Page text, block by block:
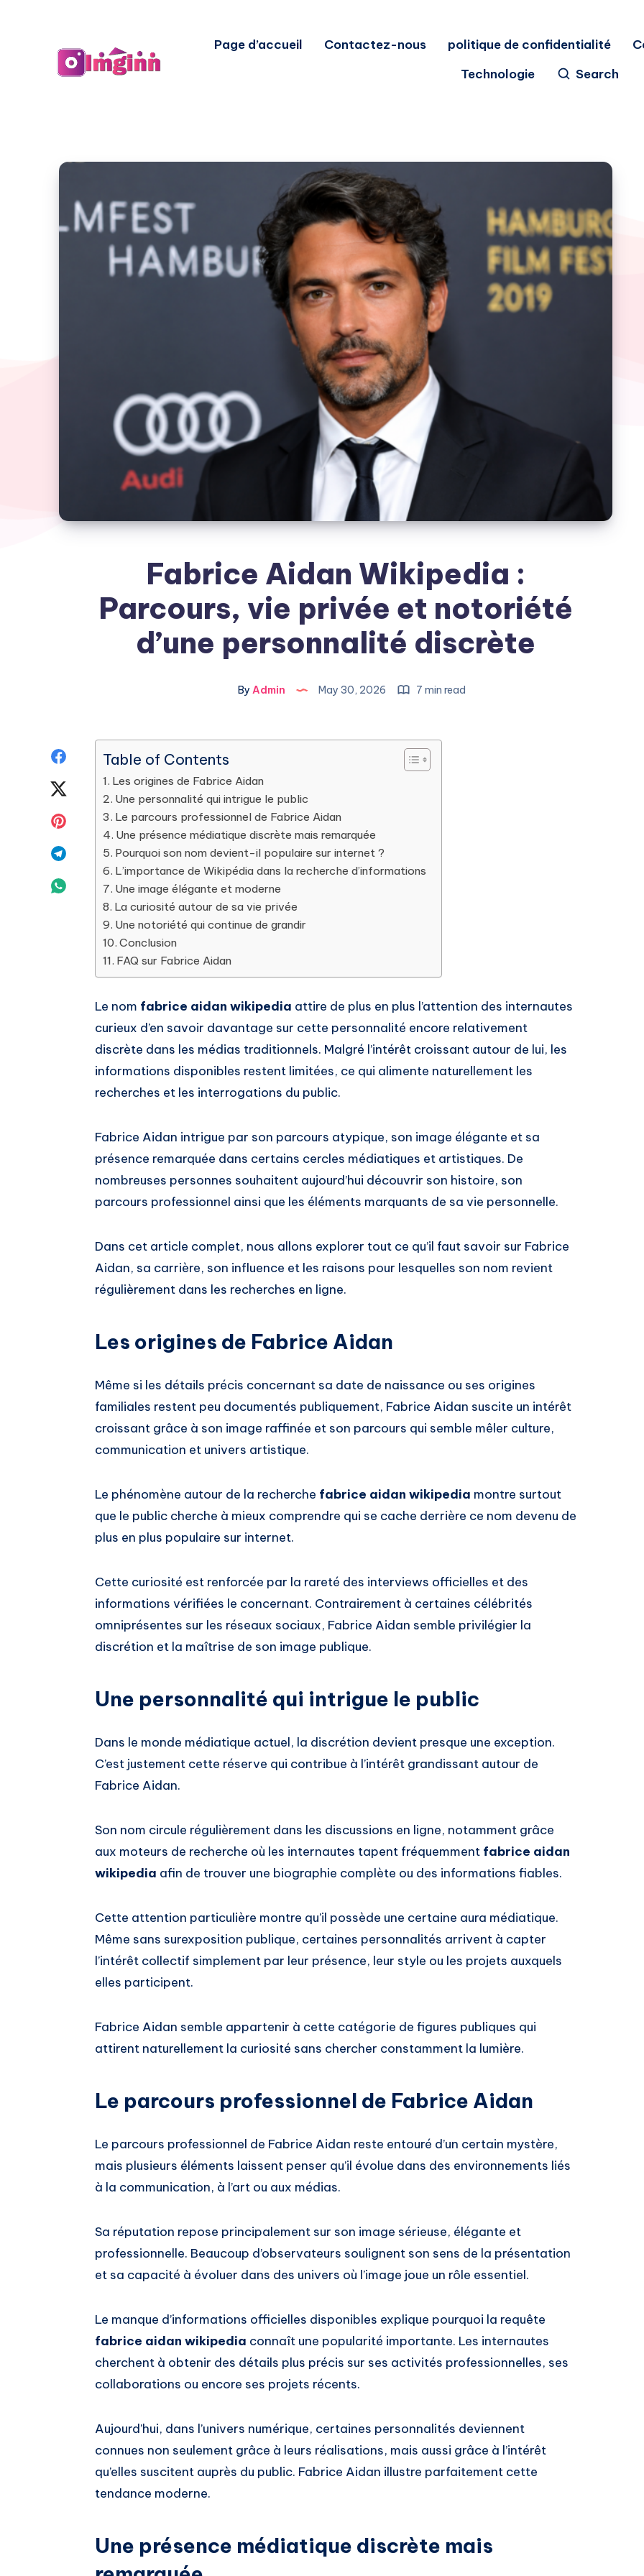
Page d’accueil Contactez-nous politique de confidentialité
Technologie
Search
Fabrice Aidan Wikipedia :
Parcours, vie privée et notoriété
d’une personnalité discrète
By Admin May 30, 2026 7 min read
Facebook
Twitter
Pinterest
Telegram
Whatsapp
Table of Contents
Les origines de Fabrice Aidan
Une personnalité qui intrigue le public
Le parcours professionnel de Fabrice Aidan
Une présence médiatique discrète mais remarquée
Pourquoi son nom devient-il populaire sur internet ?
L’importance de Wikipédia dans la recherche d’informations
Une image élégante et moderne
La curiosité autour de sa vie privée
Une notoriété qui continue de grandir
Conclusion
FAQ sur Fabrice Aidan
Le nom fabrice aidan wikipedia attire de plus en plus l’attention des internautes
curieux d’en savoir davantage sur cette personnalité encore relativement
discrète dans les médias traditionnels. Malgré l’intérêt croissant autour de lui, les
informations disponibles restent limitées, ce qui alimente naturellement les
recherches et les interrogations du public.
Fabrice Aidan intrigue par son parcours atypique, son image élégante et sa
présence remarquée dans certains cercles médiatiques et artistiques. De
nombreuses personnes souhaitent aujourd’hui découvrir son histoire, son
parcours professionnel ainsi que les éléments marquants de sa vie personnelle.
Dans cet article complet, nous allons explorer tout ce qu’il faut savoir sur Fabrice
Aidan, sa carrière, son influence et les raisons pour lesquelles son nom revient
régulièrement dans les recherches en ligne.
Les origines de Fabrice Aidan
Même si les détails précis concernant sa date de naissance ou ses origines
familiales restent peu documentés publiquement, Fabrice Aidan suscite un intérêt
croissant grâce à son image raffinée et son parcours qui semble mêler culture,
communication et univers artistique.
Le phénomène autour de la recherche fabrice aidan wikipedia montre surtout
que le public cherche à mieux comprendre qui se cache derrière ce nom devenu de
plus en plus populaire sur internet.
Cette curiosité est renforcée par la rareté des interviews officielles et des
informations vérifiées le concernant. Contrairement à certaines célébrités
omniprésentes sur les réseaux sociaux, Fabrice Aidan semble privilégier la
discrétion et la maîtrise de son image publique.
Une personnalité qui intrigue le public
Dans le monde médiatique actuel, la discrétion devient presque une exception.
C’est justement cette réserve qui contribue à l’intérêt grandissant autour de
Fabrice Aidan.
Son nom circule régulièrement dans les discussions en ligne, notamment grâce
aux moteurs de recherche où les internautes tapent fréquemment fabrice aidan
wikipedia afin de trouver une biographie complète ou des informations fiables.
Cette attention particulière montre qu’il possède une certaine aura médiatique.
Même sans surexposition publique, certaines personnalités arrivent à capter
l’intérêt collectif simplement par leur présence, leur style ou les projets auxquels
elles participent.
Fabrice Aidan semble appartenir à cette catégorie de figures publiques qui
attirent naturellement la curiosité sans chercher constamment la lumière.
Le parcours professionnel de Fabrice Aidan
Le parcours professionnel de Fabrice Aidan reste entouré d’un certain mystère,
mais plusieurs éléments laissent penser qu’il évolue dans des environnements liés
à la communication, à l’art ou aux médias.
Sa réputation repose principalement sur son image sérieuse, élégante et
professionnelle. Beaucoup d’observateurs soulignent son sens de la présentation
et sa capacité à évoluer dans des univers où l’image joue un rôle essentiel.
Le manque d’informations officielles disponibles explique pourquoi la requête
fabrice aidan wikipedia connaît une popularité importante. Les internautes
cherchent à obtenir des détails plus précis sur ses activités professionnelles, ses
collaborations ou encore ses projets récents.
Aujourd’hui, dans l’univers numérique, certaines personnalités deviennent
connues non seulement grâce à leurs réalisations, mais aussi grâce à l’intérêt
qu’elles suscitent auprès du public. Fabrice Aidan illustre parfaitement cette
tendance moderne.
Une présence médiatique discrète mais